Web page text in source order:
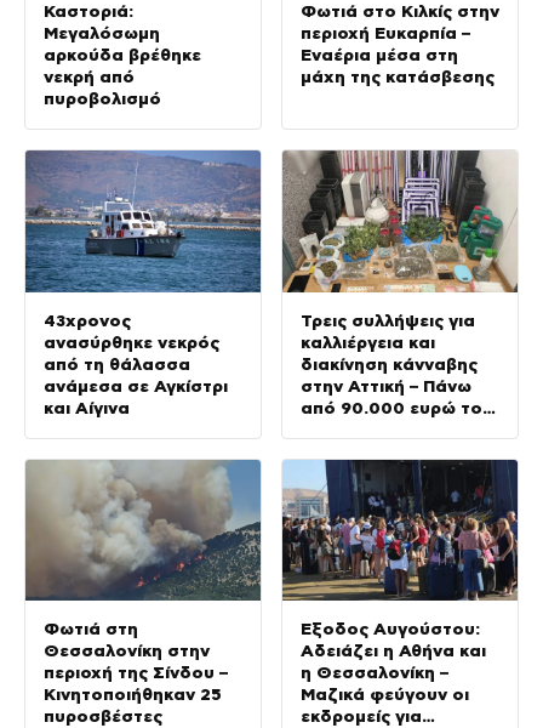
Καστοριά:
Μεγαλόσωμη
αρκούδα βρέθηκε
νεκρή από
πυροβολισμό
Φωτιά στο Κιλκίς στην
περιοχή Ευκαρπία –
Εναέρια μέσα στη
μάχη της κατάσβεσης
43χρονος
ανασύρθηκε νεκρός
από τη θάλασσα
ανάμεσα σε Αγκίστρι
και Αίγινα
Τρεις συλλήψεις για
καλλιέργεια και
διακίνηση κάνναβης
στην Αττική – Πάνω
από 90.000 ευρώ το
Φωτιά στη
Θεσσαλονίκη στην
περιοχή της Σίνδου –
Κινητοποιήθηκαν 25
πυροσβέστες
Έξοδος Αυγούστου:
Αδειάζει η Αθήνα και
η Θεσσαλονίκη –
Μαζικά φεύγουν οι
εκδρομείς για